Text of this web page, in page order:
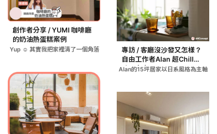
創作者分享 / YUMI 咖啡廳
的奶油熱蛋糕案例
Yup ☺️ 其實我把家裡清了一個角落，打算來打造一個小小的
專訪 / 客廳沒沙發又怎樣？
自由工作者Alan 超Chill日
系居家空間
Alan的15坪居家以日系風格為主軸，